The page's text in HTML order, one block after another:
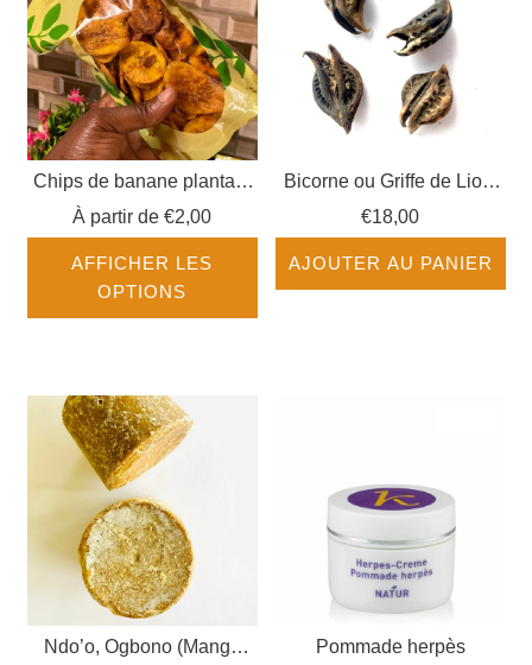
Chips de banane plantain
mûre
À partir de €2,00
AFFICHER LES
OPTIONS
Bicorne ou Griffe de Lion,
ou Warabassoni en
Mandingue
€18,00
AJOUTER AU PANIER
Ndo’o, Ogbono (Mango
Pommade herpès